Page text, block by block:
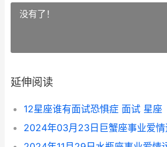
没有了！
延伸阅读
12星座谁有面试恐惧症 面试 星座